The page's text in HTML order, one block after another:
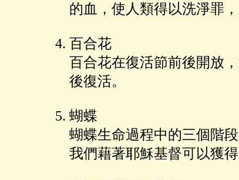
的血，使人類得以洗淨罪
百合花
百合花在復活節前後開放
後復活。
蝴蝶
蝴蝶生命過程中的三個階
我們藉著耶穌基督可以獲得